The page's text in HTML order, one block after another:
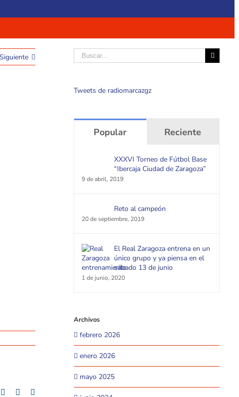
Siguiente
TumblrPinterest
Buscar
Tweets de radiomarcazgz
Popular Reciente
XXXVI Torneo de Fútbol Base
“Ibercaja Ciudad de Zaragoza”
9 de abril, 2019
Reto al campeón
20 de septiembre, 2019
El Real Zaragoza entrena en un
único grupo y ya piensa en el
sábado 13 de junio
1 de junio, 2020
Archivos
febrero 2026
enero 2026
mayo 2025